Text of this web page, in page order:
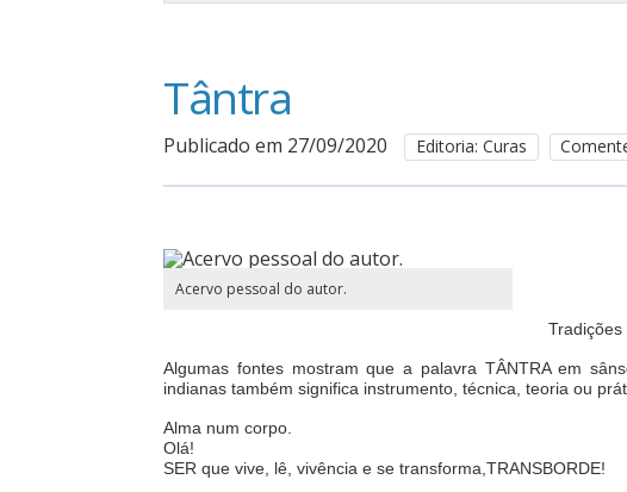
Tântra
Publicado em 27/09/2020 Editoria: Curas
Acervo pessoal do autor.
Tradições
Algumas fontes mostram que a palavra TÂNTRA em
indianas também significa instrumento, técnica, teoria ou
Alma num corpo.
Olá!
SER que vive, lê, vivência e se transforma, TRANSBORDE!